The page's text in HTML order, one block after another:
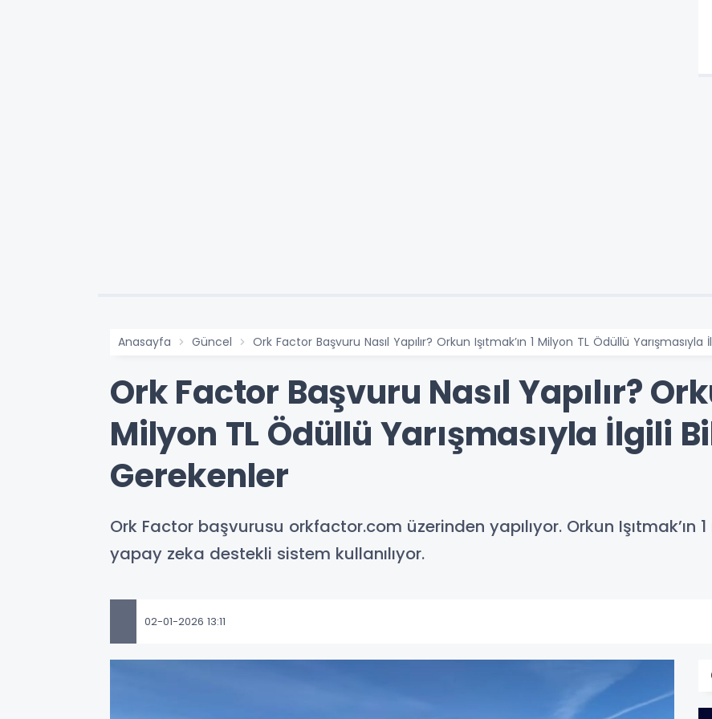
Anasayfa Güncel Ork Factor Başvuru Nasıl Yapılır? Orkun Işıtmak’ın 1 Milyon TL Ödüllü
Ork Factor Başvuru Nasıl Yapılır?
Milyon TL Ödüllü Yarışmasıyla İlgili
Gerekenler
Ork Factor başvurusu orkfactor.com üzerinden yapılıyor. Orkun Işıtmak’ın
yapay zeka destekli sistem kullanılıyor.
02-01-2026 13:11